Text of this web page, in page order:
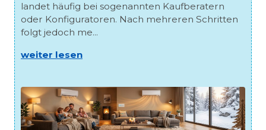
landet häufig bei sogenannten Kaufberatern
oder Konfiguratoren. Nach mehreren Schritten
folgt jedoch me...
weiter lesen